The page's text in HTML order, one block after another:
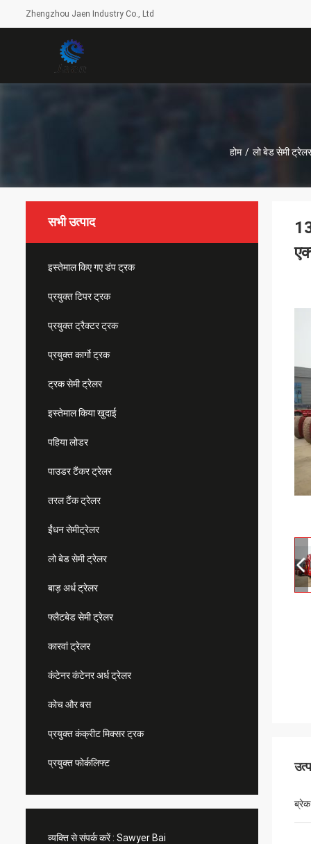
Zhengzhou Jaen Industry Co., Ltd
होम / लो बेड सेमी ट्रेलर
सभी उत्पाद
इस्तेमाल किए गए डंप ट्रक
प्रयुक्त टिपर ट्रक
प्रयुक्त ट्रैक्टर ट्रक
प्रयुक्त कार्गो ट्रक
ट्रक सेमी ट्रेलर
इस्तेमाल किया खुदाई
पहिया लोडर
पाउडर टैंकर ट्रेलर
तरल टैंक ट्रेलर
ईंधन सेमीट्रेलर
लो बेड सेमी ट्रेलर
बाड़ अर्ध ट्रेलर
फ्लैटबेड सेमी ट्रेलर
कारवां ट्रेलर
कंटेनर कंटेनर अर्ध ट्रेलर
कोच और बस
प्रयुक्त कंक्रीट मिक्सर ट्रक
प्रयुक्त फोर्कलिफ्ट
व्यक्ति से संपर्क करें : Sawyer Bai
ब्रेक